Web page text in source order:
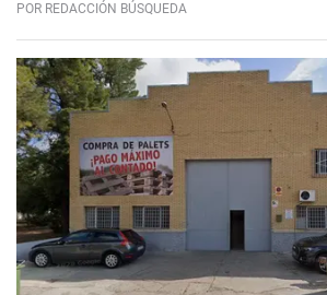
POR REDACCIÓN BÚSQUEDA